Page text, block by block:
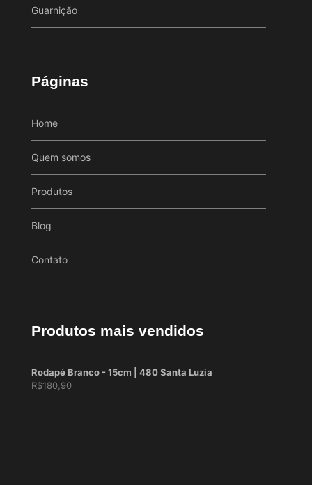
Guarnição
Páginas
Home
Quem somos
Produtos
Blog
Contato
Produtos mais vendidos
Rodapé Branco - 15cm | 480 Santa Luzia
R$180,90